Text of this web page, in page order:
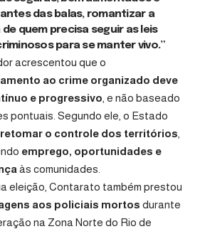
das balas, romantizar a
de quem precisa seguir as leis
para se manter vivo.”
acrescentou que o
ao crime organizado deve
e progressivo , e não baseado
pontuais. Segundo ele, o Estado
retomar o controle dos territórios
emprego, oportunidades e
às comunidades.
eleição, Contarato também prestou
aos policiais mortos durante
na Zona Norte do Rio de